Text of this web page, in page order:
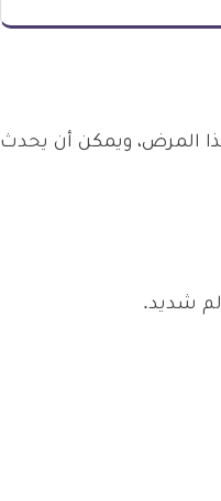
المرض، ويمكن أن يحدث
شديد.